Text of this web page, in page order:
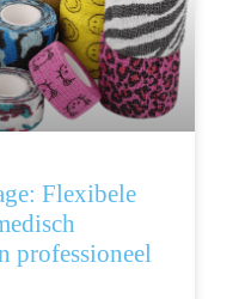
Flexibele
professioneel